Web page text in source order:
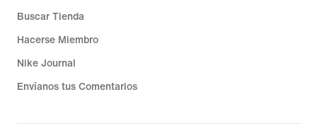
Buscar Tienda
Hacerse Miembro
Nike Journal
Envíanos tus Comentarios